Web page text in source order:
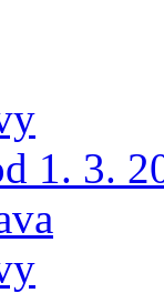
1. 3.